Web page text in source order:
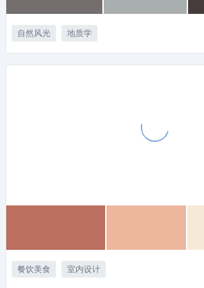
自然风光 地质学
餐饮美食 室内设计